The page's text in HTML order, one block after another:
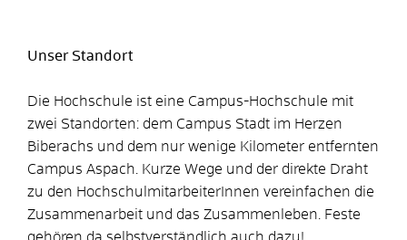
Unser Standort
Die Hochschule ist eine Campus-Hochschule mit
zwei Standorten: dem Campus Stadt im Herzen
Biberachs und dem nur wenige Kilometer entfernten
Campus Aspach. Kurze Wege und der direkte Draht
zu den HochschulmitarbeiterInnen vereinfachen die
Zusammenarbeit und das Zusammenleben. Feste